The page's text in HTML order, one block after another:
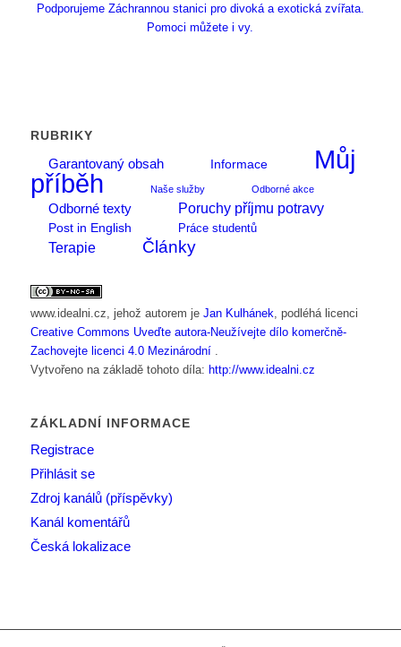
Podporujeme Záchrannou stanici pro divoká a exotická zvířata.
Pomoci můžete i vy.
RUBRIKY
Garantovaný obsah
Informace
Můj
příběh
Naše služby Odborné akce
Odborné texty Poruchy příjmu potravy
Post in English Práce studentů
Terapie Články
www.idealni.cz , jehož autorem je Jan Kulhánek , podléhá licenci
Creative Commons Uveďte autora-Neužívejte dílo komerčně-
Zachovejte licenci 4.0 Mezinárodní
Vytvořeno na základě tohoto díla: http://www.idealni.cz
ZÁKLADNÍ INFORMACE
Registrace
Přihlásit se
Zdroj kanálů (příspěvky)
Kanál komentářů
Česká lokalizace